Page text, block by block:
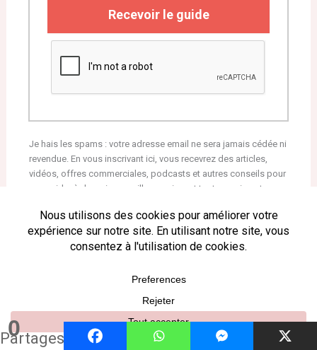
Recevoir le guide
Je hais les spams : votre adresse email ne sera jamais cédée ni
revendue. En vous inscrivant ici, vous recevrez des articles,
vidéos, offres commerciales, podcasts et autres conseils pour
vous aider à devenir un meilleur parieur et tout ce qui peut vous
complètes en bas de page. Vous pouvez vous désabonner à
tout instant.
0
Partages